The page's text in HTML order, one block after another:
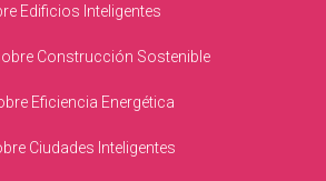
Edificios Inteligentes
Construcción Sostenible
Eficiencia Energética
Ciudades Inteligentes